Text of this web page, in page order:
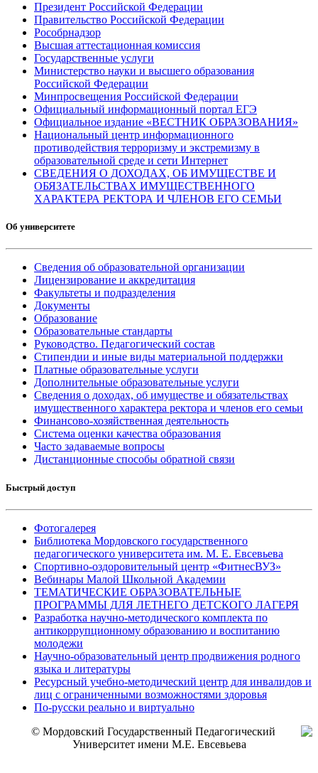
Президент Российской Федерации
Правительство Российской Федерации
Рособрнадзор
Высшая аттестационная комиссия
Государственные услуги
Министерство науки и высшего образования
Российской Федерации
Минпросвещения Российской Федерации
Официальный информационный портал ЕГЭ
Официальное издание «ВЕСТНИК ОБРАЗОВАНИЯ»
Национальный центр информационного
противодействия терроризму и экстремизму в
образовательной среде и сети Интернет
СВЕДЕНИЯ О ДОХОДАХ, ОБ ИМУЩЕСТВЕ И
ОБЯЗАТЕЛЬСТВАХ ИМУЩЕСТВЕННОГО
ХАРАКТЕРА РЕКТОРА И ЧЛЕНОВ ЕГО СЕМЬИ
Об университете
Сведения об образовательной организации
Лицензирование и аккредитация
Факультеты и подразделения
Документы
Образование
Образовательные стандарты
Руководство. Педагогический состав
Стипендии и иные виды материальной поддержки
Платные образовательные услуги
Дополнительные образовательные услуги
Сведения о доходах, об имуществе и обязательствах
имущественного характера ректора и членов его семьи
Финансово-хозяйственная деятельность
Система оценки качества образования
Часто задаваемые вопросы
Дистанционные способы обратной связи
Быстрый доступ
Фотогалерея
Библиотека Мордовского государственного
педагогического университета им. М. Е. Евсевьева
Спортивно-оздоровительный центр «ФитнесВУЗ»
Вебинары Малой Школьной Академии
ТЕМАТИЧЕСКИЕ ОБРАЗОВАТЕЛЬНЫЕ
ПРОГРАММЫ ДЛЯ ЛЕТНЕГО ДЕТСКОГО ЛАГЕРЯ
Разработка научно-методического комплекта по
антикоррупционному образованию и воспитанию
молодежи
Научно-образовательный центр продвижения родного
языка и литературы
Ресурсный учебно-методический центр для инвалидов и
лиц с ограниченными возможностями здоровья
По-русски реально и виртуально
© Мордовский Государственный Педагогический
Университет имени М.Е. Евсевьева